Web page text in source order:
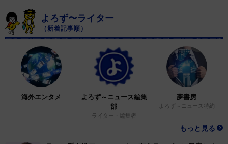
よろず〜ライター
（新着記事順）
海外エンタメ
よろず～ニュース編集
部
ライター・編集者
夢書房
よろず～ニュース特約
もっと見る